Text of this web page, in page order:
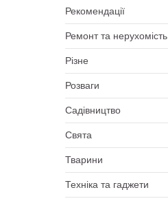
Рекомендації
Ремонт та нерухомість
Різне
Розваги
Садівництво
Свята
Тварини
Техніка та гаджети